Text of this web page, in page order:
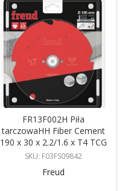
FR13F002H Piła
tarczowaHH Fiber Cement
190 x 30 x 2.2/1.6 x T4 TCG
10° Freud
SKU: F03FS09842
Freud